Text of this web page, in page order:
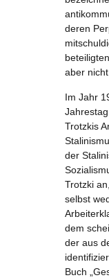
deren
aber
Im Jahr
Trotzkis
der
Trotzki
selbst
dem
der aus
Buch